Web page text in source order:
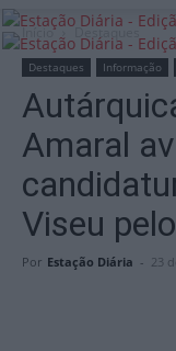
Início Destaques
Destaques Informação
Amaral
Viseu
Por Estação Diária - 23